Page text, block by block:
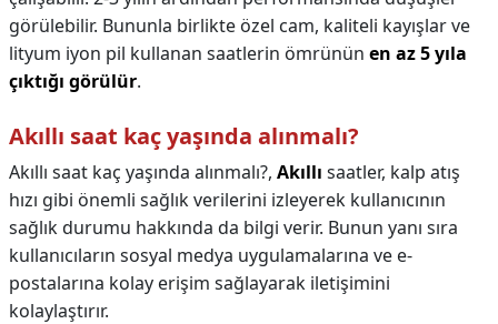
görülebilir. Bununla birlikte özel cam, kaliteli kayışlar ve
lityum iyon pil kullanan saatlerin ömrünün en az 5 yıla
çıktığı görülür.
Akıllı saat kaç yaşında alınmalı?
Akıllı saat kaç yaşında alınmalı?, Akıllı saatler, kalp atış
hızı gibi önemli sağlık verilerini izleyerek kullanıcının
sağlık durumu hakkında da bilgi verir. Bunun yanı sıra
kullanıcıların sosyal medya uygulamalarına ve e-
postalarına kolay erişim sağlayarak iletişimini
kolaylaştırır.